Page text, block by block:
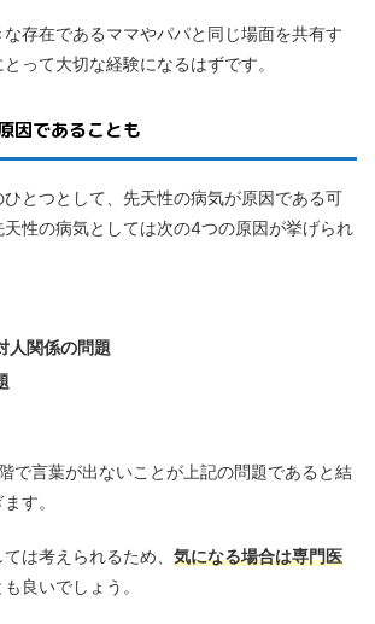
な存在であるママやパパと同じ場面を共有す
って大切な経験になるはずです。
因であることも
ひとつとして、先天性の病気が原因である可
性の病気としては次の4つの原因が挙げられ
人関係の問題
で言葉が出ないことが上記の問題であると結
す。
は考えられるため、 気になる場合は専門医
も良いでしょう。